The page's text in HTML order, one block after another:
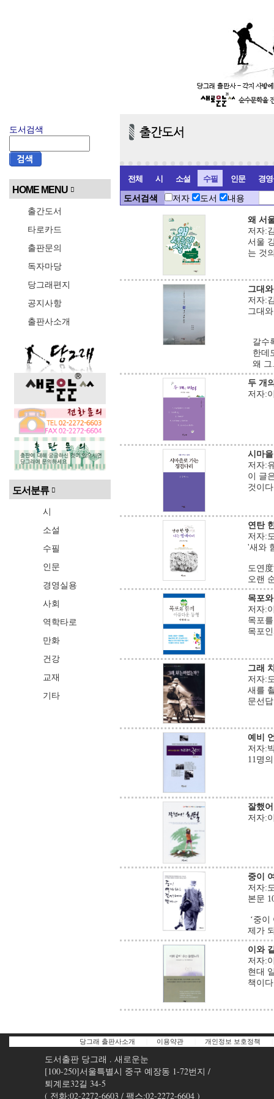
도서검색
HOME MENU
출간도서
타로카드
출판문의
독자마당
당그래편지
공지사항
출판사소개
도서분류
시
소설
수필
인문
경영실용
사회
역학타로
만화
건강
교재
기타
전체 시 소설 수필 인문 경
도서검색 저자 도서 내용
왜 서
저자:
서울
는 것
그대
저자:
그대
갈수
한데
왜 그
두 개
저자:
시마
저자:
이 글
것이
연탄
저자:
'새와
도연
오랜
목포
저자:
목포
목포
그래
저자:
새를
문선
예비
저자:
11명
잘했
저자:
중이
저자:
본문
‘중
제가
이와
저자:
현대
책이
당그래 출판사소개 이용약관 개인정보 보호정책
도서출판 당그래 . 새로운눈
[100-250]서울특별시 중구 예장동 1-72번지 /
퇴계로32길 34-5
( 전화:02-2272-6603 / 팩스:02-2272-6604 )